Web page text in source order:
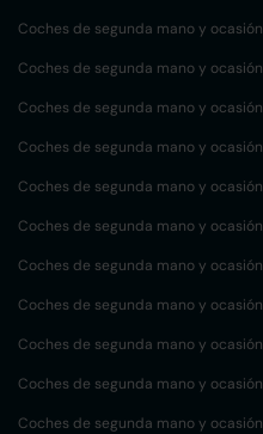
Coches de segunda mano y ocasión
Coches de segunda mano y ocasión
Coches de segunda mano y ocasión
Coches de segunda mano y ocasión
Coches de segunda mano y ocasión
Coches de segunda mano y ocasión
Coches de segunda mano y ocasión
Coches de segunda mano y ocasión
Coches de segunda mano y ocasión
Coches de segunda mano y ocasión
Coches de segunda mano y ocasión